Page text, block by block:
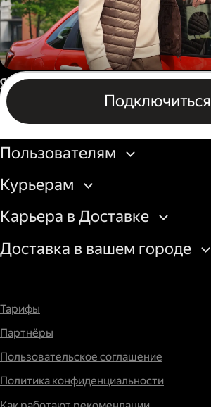
Автокурьер
Подключиться
Подключиться
Бизнесу
Пользователям
Курьерам
Карьера в Доставке
Доставка в вашем городе
Тарифы
Партнёры
Пользовательское соглашение
Политика конфиденциальности